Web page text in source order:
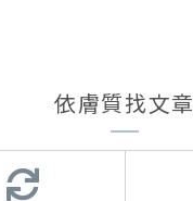
依膚質找文章